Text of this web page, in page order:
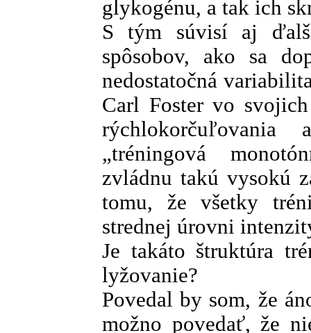
glykogénu, a tak ich
S tým súvisí aj
spôsobov, ako sa
nedostatočná
Carl Foster vo
„tréningová
zvládnu takú vysokú
tomu, že všetky
strednej úrovni
Je takáto štruktúra
lyžovanie?
Povedal by som, že
možno povedať, že